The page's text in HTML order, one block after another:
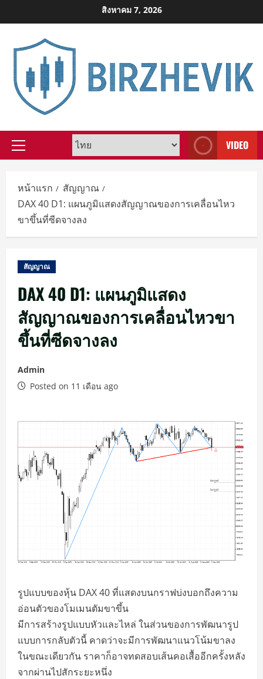
to
สิงหาคม 7, 2026
Primary
VIDEO
หน้าแรก
สัญญาณ
DAX 40 D1: แผนภูมิแสดงสัญญาณของการเคลื่อนไหว
ขาขึ้นที่ซีดจางลง
สัญญาณ
DAX 40 D1: แผนภูมิแสดง
สัญญาณของการเคลื่อนไหวขา
ขึ้นที่ซีดจางลง
Admin
Posted on 11 เดือน ago
รูปแบบของหุ้น DAX 40 ที่แสดงบนกราฟบ่งบอกถึงความ
อ่อนตัวของโมเมนตัมขาขึ้น
มีการสร้างรูปแบบหัวและไหล่ ในส่วนของการพัฒนารูป
แบบการกลับตัวนี้ คาดว่าจะมีการพัฒนาแนวโน้มขาลง
ในขณะเดียวกัน ราคาก็อาจทดสอบเส้นคอเสื้ออีกครั้งหลัง
จากผ่านไปสักระยะหนึ่ง